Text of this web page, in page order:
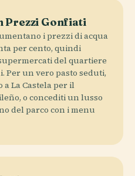
Prezzi Gonfiati
i prezzi di acqua
per cento, quindi
del quartiere
Per un vero pasto seduti,
La Castela per il
o concediti un lusso
del parco con i menu